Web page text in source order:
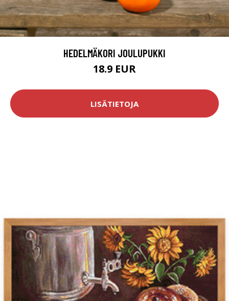
HEDELMÄKORI JOULUPUKKI
18.9 EUR
LISÄTIETOJA